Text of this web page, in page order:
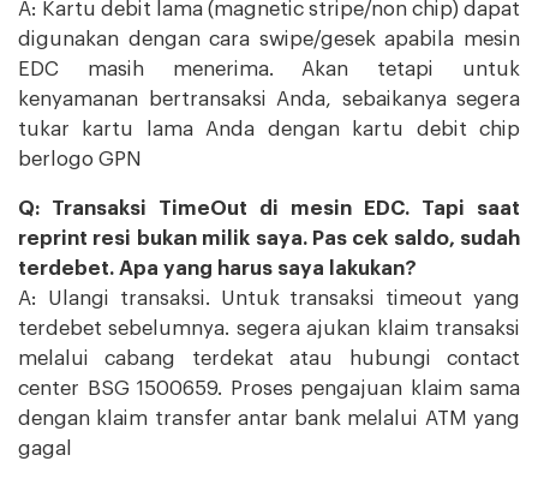
A: Kartu debit lama (magnetic stripe/non chip) dapat
digunakan dengan cara swipe/gesek apabila mesin
EDC masih menerima. Akan tetapi untuk
kenyamanan bertransaksi Anda, sebaikanya segera
tukar kartu lama Anda dengan kartu debit chip
berlogo GPN
Q: Transaksi TimeOut di mesin EDC. Tapi saat
reprint resi bukan milik saya. Pas cek saldo, sudah
terdebet. Apa yang harus saya lakukan?
A: Ulangi transaksi. Untuk transaksi timeout yang
terdebet sebelumnya. segera ajukan klaim transaksi
melalui cabang terdekat atau hubungi contact
center BSG 1500659. Proses pengajuan klaim sama
dengan klaim transfer antar bank melalui ATM yang
gagal